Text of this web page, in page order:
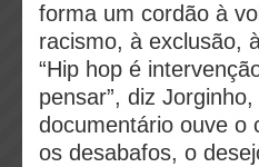
forma um cordão à
racismo, à exclusão,
“Hip hop é
pensar”, diz
documentário ouve o
os desabafos, o